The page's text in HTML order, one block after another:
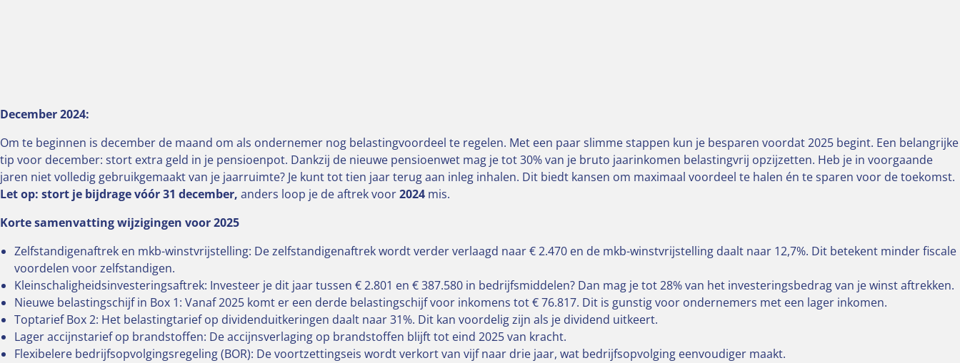
December 2024:
Om te beginnen is december de maand om als ondernemer nog belastingvoordeel te regelen. Met een paar slimme stappen kun je besparen voordat 2025 begint. Een belangrijke
tip voor december: stort extra geld in je pensioenpot. Dankzij de nieuwe pensioenwet mag je tot 30% van je bruto jaarinkomen belastingvrij opzijzetten. Heb je in voorgaande
jaren niet volledig gebruikgemaakt van je jaarruimte? Je kunt tot tien jaar terug aan inleg inhalen. Dit biedt kansen om maximaal voordeel te halen én te sparen voor de toekomst.
Let op: stort je bijdrage vóór 31 december, anders loop je de aftrek voor2024 mis.
Korte samenvatting wijzigingen voor 2025
Zelfstandigenaftrek en mkb-winstvrijstelling: De zelfstandigenaftrek wordt verder verlaagd naar € 2.470 en de mkb-winstvrijstelling daalt naar 12,7%. Dit betekent minder fiscale
voordelen voor zelfstandigen.
Kleinschaligheidsinvesteringsaftrek: Investeer je dit jaar tussen € 2.801 en € 387.580 in bedrijfsmiddelen? Dan mag je tot 28% van het investeringsbedrag van je winst aftrekken.
Nieuwe belastingschijf in Box 1: Vanaf 2025 komt er een derde belastingschijf voor inkomens tot € 76.817. Dit is gunstig voor ondernemers met een lager inkomen.
Toptarief Box 2: Het belastingtarief op dividenduitkeringen daalt naar 31%. Dit kan voordelig zijn als je dividend uitkeert.
Lager accijnstarief op brandstoffen: De accijnsverlaging op brandstoffen blijft tot eind 2025 van kracht.
Flexibelere bedrijfsopvolgingsregeling (BOR): De voortzettingseis wordt verkort van vijf naar drie jaar, wat bedrijfsopvolging eenvoudiger maakt.